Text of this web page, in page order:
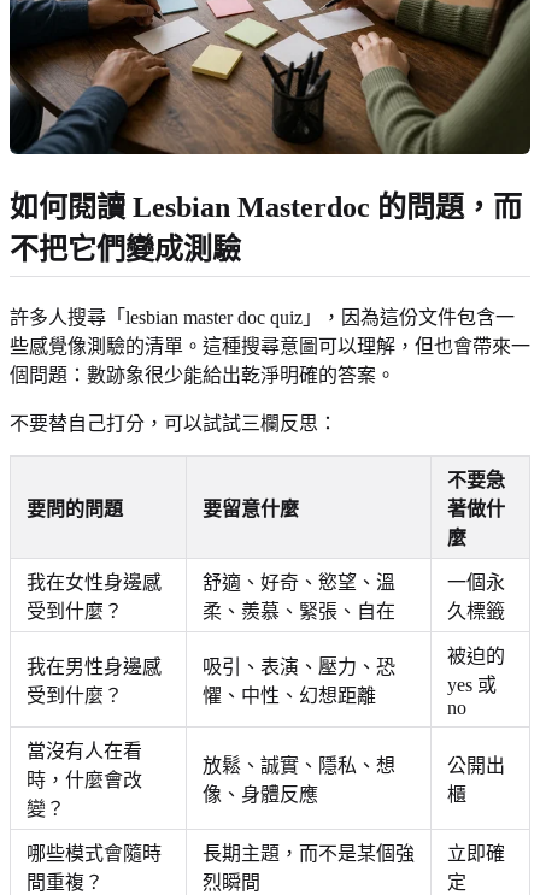
如何閱讀 Lesbian Masterdoc 的問題，而
不把它們變成測驗
許多人搜尋「lesbian master doc quiz」，因為這份文件包含一
些感覺像測驗的清單。這種搜尋意圖可以理解，但也會帶來一
個問題：數跡象很少能給出乾淨明確的答案。
不要替自己打分，可以試試三欄反思：
要問的問題 要留意什麼
不要急
著做什
麼
我在女性身邊感
受到什麼？
舒適、好奇、慾望、溫
柔、羨慕、緊張、自在
一個永
久標籤
我在男性身邊感
受到什麼？
吸引、表演、壓力、恐
懼、中性、幻想距離
被迫的
yes 或
no
當沒有人在看
時，什麼會改
變？
放鬆、誠實、隱私、想
像、身體反應
公開出
櫃
哪些模式會隨時
間重複？
長期主題，而不是某個強
烈瞬間
立即確
定